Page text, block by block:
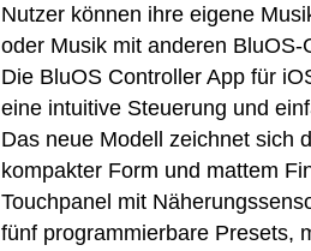
Nutzer können ihre eigene
oder Musik mit anderen
Die BluOS Controller App für
eine intuitive Steuerung und
Das neue Modell zeichnet sich
kompakter Form und mattem
Touchpanel mit
fünf programmierbare Presets,